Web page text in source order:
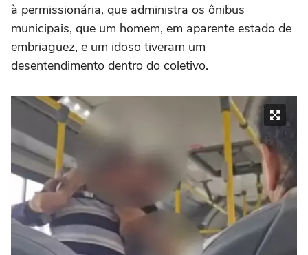
à permissionária, que administra os ônibus
municipais, que um homem, em aparente estado de
embriaguez, e um idoso tiveram um
desentendimento dentro do coletivo.